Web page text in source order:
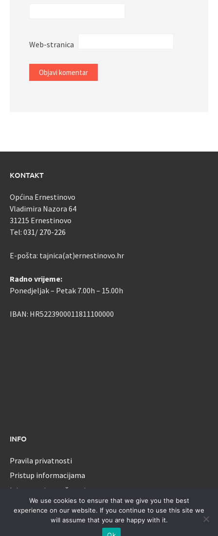
Web-stranica
KONTAKT
Općina Ernestinovo
Vladimira Nazora 64
31215 Ernestinovo
Tel: 031/ 270-226
E-pošta: tajnica(at)ernestinovo.hr
Radno vrijeme:
Ponedjeljak – Petak 7.00h – 15.00h
IBAN: HR5223900011811100000
INFO
Pravila privatnosti
Pristup informacijama
Izjava o pristupačnosti
Sva prava pridržana - Općina Ernestinovo.
We use cookies to ensure that we give you the best
experience on our website. If you continue to use this site we
will assume that you are happy with it.